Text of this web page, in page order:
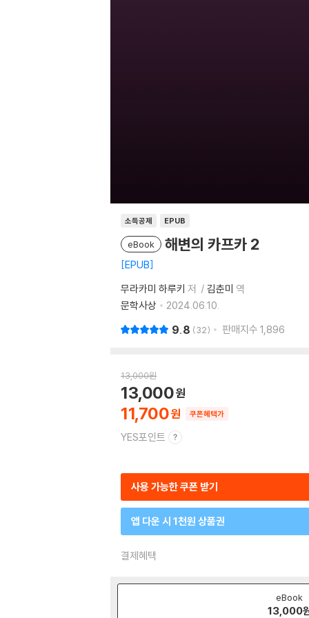
소득공제 EPUB
eBook 해변의 카프카 2
EPUB
무라카미 하루키 저 김춘미 역
문학사상
2024.06.10.
9.8 32 판매지수 1,896
13,000원
11,700
13,000
쿠폰혜택가
YES포인트
사용 가능한 쿠폰 받기
앱 다운 시 1천원 상품권
결제혜택
eBook
13,000